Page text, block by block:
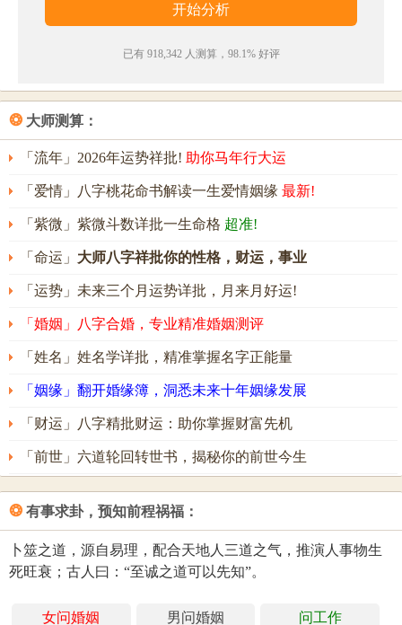
已有 918,342 人测算，98.1% 好评
❂ 大师测算：
「流年」2026年运势祥批! 助你马年行大运
「爱情」八字桃花命书解读一生爱情姻缘 最新!
「紫微」紫微斗数详批一生命格 超准!
「命运」 大师八字祥批你的性格，财运，事业
「运势」未来三个月运势详批，月来月好运!
「婚姻」八字合婚，专业精准婚姻测评
「姓名」姓名学详批，精准掌握名字正能量
「姻缘」翻开婚缘簿，洞悉未来十年姻缘发展
「财运」八字精批财运：助你掌握财富先机
「前世」六道轮回转世书，揭秘你的前世今生
❂ 有事求卦，预知前程祸福：
卜筮之道，源自易理，配合天地人三道之气，推演人事物生
死旺衰；古人曰：“至诚之道可以先知”。
女问婚姻 男问婚姻 问工作